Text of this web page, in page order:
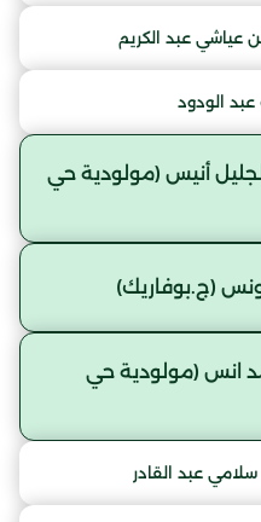
عياشي عبد الكريم
الودود
أنيس (مولودية حي
(ج.بوفاريك)
(مولودية حي
عبد القادر